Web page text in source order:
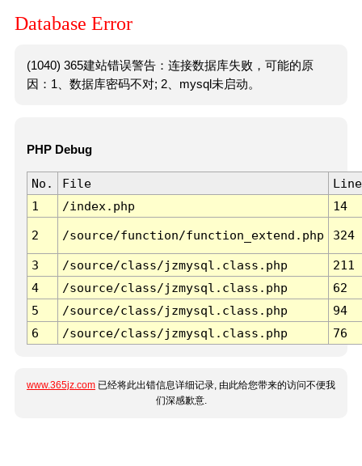
Database Error
(1040) 365建站错误警告：连接数据库失败，可能的原
因：1、数据库密码不对; 2、mysql未启动。
PHP Debug
No. File
Line
1
/index.php 14
2 /source/function/function_extend.php 324
3 /source/class/jzmysql.class.php
211
4
/source/class/jzmysql.class.php
62
5
/source/class/jzmysql.class.php
94
6
/source/class/jzmysql.class.php 76
www.365jz.com 已经将此出错信息详细记录, 由此给您带来的访问不便我
们深感歉意.